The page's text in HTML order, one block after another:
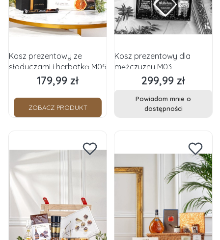
Kosz prezentowy ze
słodyczami i herbatką M05
Cena
179,99 zł
ZOBACZ PRODUKT
Kosz prezentowy dla
mężczyzny M03
Cena
299,99 zł
Powiadom mnie o
dostępności